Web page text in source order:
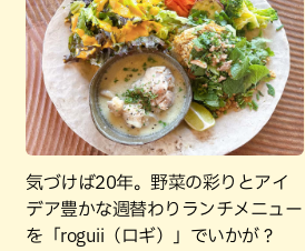
気づけば20年。野菜の彩りとアイ
デア豊かな週替わりランチメニュー
を「roguii（ロギ）」でいかが？